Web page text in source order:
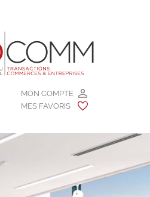
MON COMPTE
MES FAVORIS